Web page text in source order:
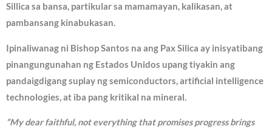
Sillica sa bansa, partikular sa mamamayan, kalikasan, at
pambansang kinabukasan.
Ipinaliwanag ni Bishop Santos na ang Pax Silica ay inisyatibang
pinangungunahan ng Estados Unidos upang tiyakin ang
pandaigdigang suplay ng semiconductors, artificial intelligence
technologies, at iba pang kritikal na mineral.
“My dear faithful, not everything that promises progress brings